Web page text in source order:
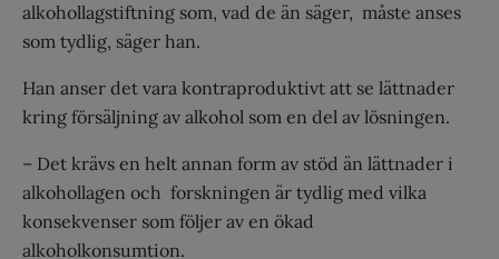
alkohollagstiftning som, vad de än säger, måste anses
som tydlig, säger han.
Han anser det vara kontraproduktivt att se lättnader
kring försäljning av alkohol som en del av lösningen.
– Det krävs en helt annan form av stöd än lättnader i
alkohollagen och forskningen är tydlig med vilka
konsekvenser som följer av en ökad
alkoholkonsumtion.